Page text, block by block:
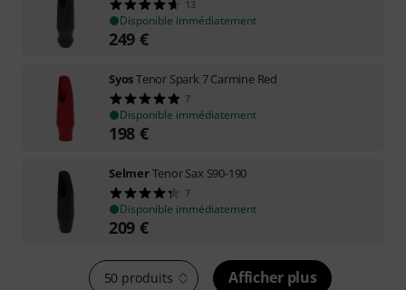
13
Disponible immédiatement
249 €
SyosTenor Spark 7 Carmine Red
7
Disponible immédiatement
198 €
SelmerTenor Sax S90-190
7
Disponible immédiatement
209 €
50 produits Afficher plus